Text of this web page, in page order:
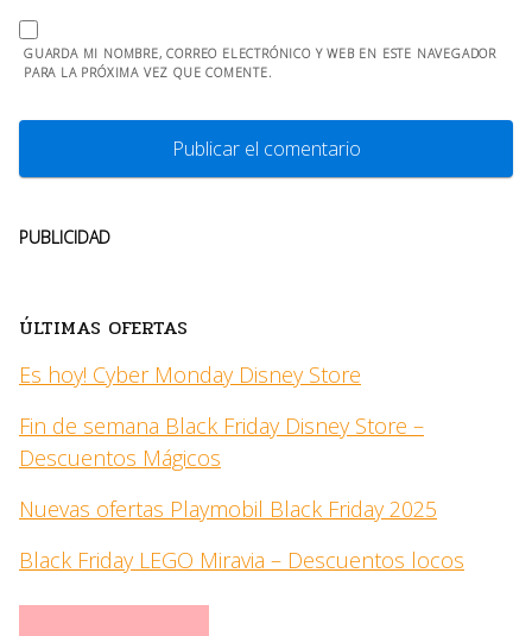
GUARDA MI NOMBRE, CORREO ELECTRÓNICO Y WEB EN ESTE NAVEGADOR
PARA LA PRÓXIMA VEZ QUE COMENTE.
PUBLICIDAD
ÚLTIMAS OFERTAS
Es hoy! Cyber Monday Disney Store
Fin de semana Black Friday Disney Store –
Descuentos Mágicos
Nuevas ofertas Playmobil Black Friday 2025
Black Friday LEGO Miravia – Descuentos locos